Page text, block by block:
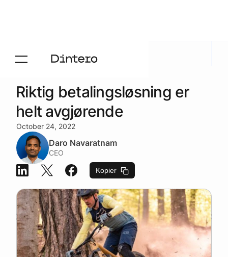
Aktuelt Blogg
Riktig betalingsløsning er
helt avgjørende
October 24, 2022
Daro Navaratnam
CEO
Kopier